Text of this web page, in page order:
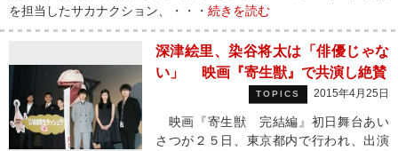
を担当したサカナクション、・・・ 続きを読む
深津絵里、染谷将太は「俳優じゃな
い」 映画『寄生獣』で共演し絶賛
TOPICS 2015年4月25日
映画『寄生獣 完結編』初日舞台あい
さつが２５日、東京都内で行われ、出演